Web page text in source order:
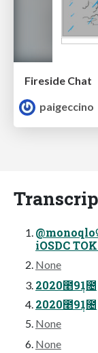
Fireside Chat
paigeccino
iOSDC
None
2020೥9݄1೔
2020೥9݄1೔
None
None